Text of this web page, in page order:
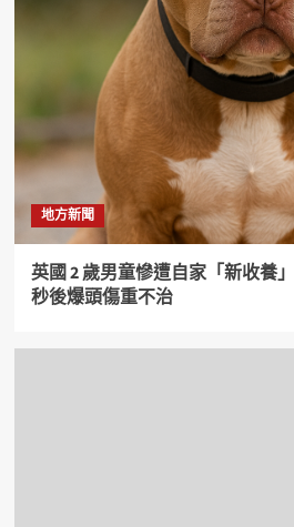
地方新聞
英國 2 歲男童慘遭自家「新收養
秒後爆頭傷重不治